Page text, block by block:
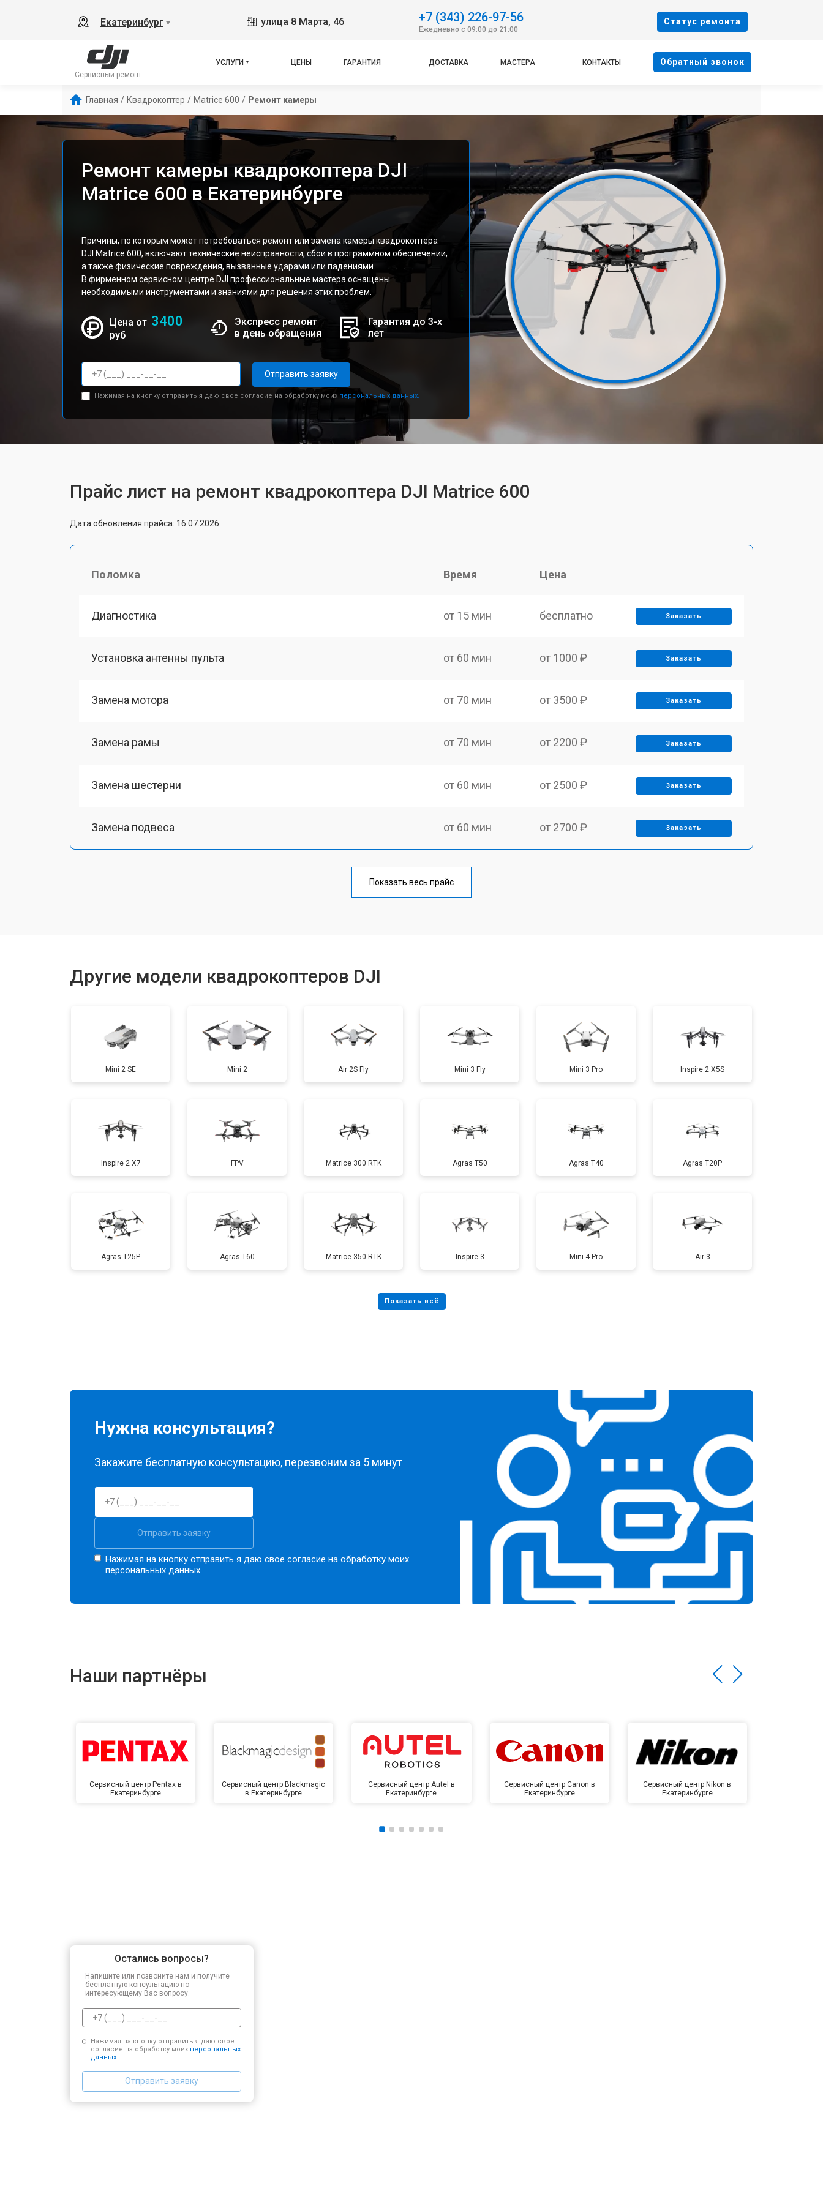
Екатеринбург ▼ улица 8 Марта, 46 +7 (343) 226-97-56
Ежедневно с 09:00 до 21:00
Cтатус ремонта
Сервисный ремонт
УСЛУГИ ЦЕНЫ ГАРАНТИЯ ДОСТАВКА МАСТЕРА КОНТАКТЫ Oбратный звонок
Главная / Квадрокоптер / Matrice 600 / Ремонт камеры
Ремонт камеры квадрокоптера DJI
Matrice 600 в Екатеринбурге
Причины, по которым может потребоваться ремонт или замена камеры квадрокоптера
DJI Matrice 600, включают технические неисправности, сбои в программном обеспечении,
а также физические повреждения, вызванные ударами или падениями.
В фирменном сервисном центре DJI профессиональные мастера оснащены
необходимыми инструментами и знаниями для решения этих проблем.
Цена от 3400
руб
Экспресс ремонт
в день обращения
Гарантия до 3-х
лет
Отправить заявку
Нажимая на кнопку отправить я даю свое согласие на обработку моих персональных данных.
Прайс лист на ремонт квадрокоптера DJI Matrice 600
Дата обновления прайса: 16.07.2026
Поломка Время Цена
Диагностика от 15 мин бесплатно Заказать
Установка антенны пульта от 60 мин от 1000 ₽ Заказать
Замена мотора от 70 мин от 3500 ₽ Заказать
Замена рамы от 70 мин от 2200 ₽ Заказать
Замена шестерни от 60 мин от 2500 ₽ Заказать
Замена подвеса от 60 мин от 2700 ₽ Заказать
от 100 мин
Замена аккумулятора от 60 мин от 1600 ₽ Заказать
Настройка шифрования Wi-Fi от 40 мин от 1000 ₽ Заказать
Прошивка от 70 мин от 1800 ₽ Заказать
Замена материнской платы от 60 мин от 2800 ₽ Заказать
Ремонт корпуса от 3600 ₽
Показать весь прайс
Другие модели квадрокоптеров DJI
Mini 2 SE Mini 2 Air 2S Fly Mini 3 Fly Mini 3 Pro Inspire 2 X5S
Inspire 2 X7 FPV Matrice 300 RTK Agras T50 Agras T40 Agras T20P
Agras T25P Agras T60 Matrice 350 RTK Inspire 3 Mini 4 Pro Air 3
Нужна консультация?
Закажите бесплатную консультацию, перезвоним за 5 минут
Отправить заявку
Нажимая на кнопку отправить я даю свое согласие на обработку моих
персональных данных.
Наши партнёры
Сервисный центр Pentax в
Екатеринбурге
Сервисный центр Blackmagic
в Екатеринбурге
Сервисный центр Autel в
Екатеринбурге
Сервисный центр Canon в
Екатеринбурге
Сервисный центр Nikon в
Екатеринбурге
Остались вопросы?
Напишите или позвоните нам и получите
бесплатную консультацию по
интересующему Вас вопросу.
Нажимая на кнопку отправить я даю свое
согласие на обработку моих персональных
данных.
Отправить заявку